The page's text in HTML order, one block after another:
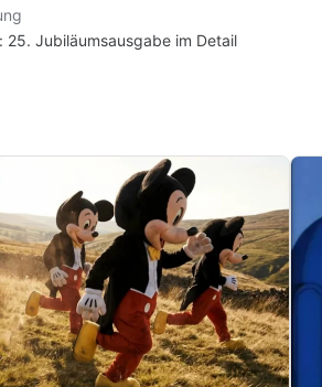
25. Jubiläumsausgabe im Detail